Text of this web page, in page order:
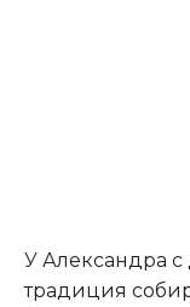
У Александра с
традиция